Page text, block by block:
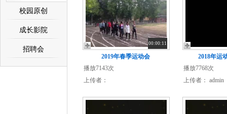
校园原创
成长影院
招聘会
00:00:11
2019年春季运动会
播放7143次
上传者：
2018年运
播放7768次
上传者： admin